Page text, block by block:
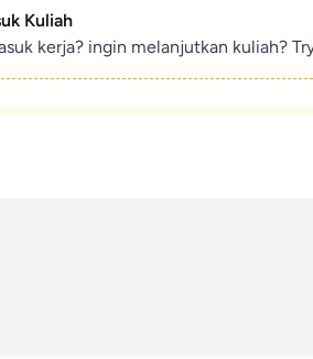
Kuliah
kerja? ingin melanjutkan kuliah?